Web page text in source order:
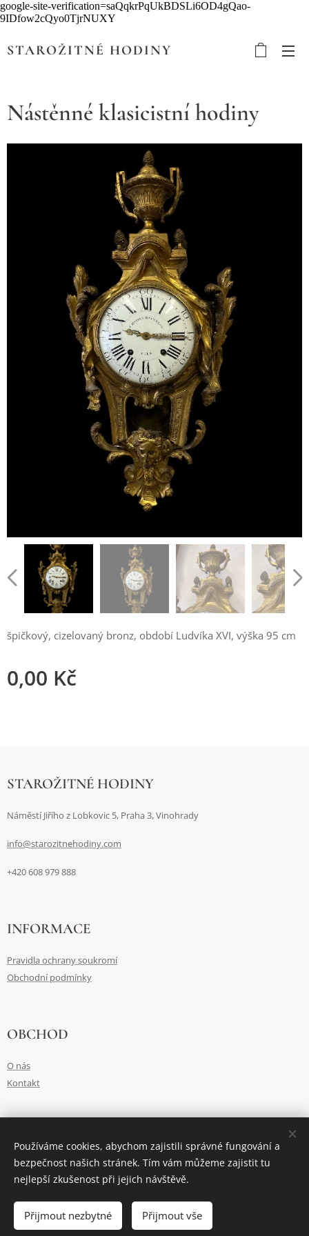
google-site-verification=saQqkrPqUkBDSLi6OD4gQao-
9IDfow2cQyo0TjrNUXY
STAROŽITNÉ HODINY
Nástěnné klasicistní hodiny
špičkový, cizelovaný bronz, období Ludvíka XVI, výška 95 cm
0,00 Kč
Do košíku
STAROŽITNÉ HODINY
Náměstí Jiřího z Lobkovic 5, Praha 3, Vinohrady
info@starozitnehodiny.com
+420 608 979 888
INFORMACE
Pravidla ochrany soukromí
Obchodní podmínky
OBCHOD
O nás
Kontakt
Vytvořeno službouWebnode Cookies
Používáme cookies, abychom zajistili správné fungování a
bezpečnost našich stránek. Tím vám můžeme zajistit tu
nejlepší zkušenost při jejich návštěvě.
Přijmout nezbytné Přijmout vše